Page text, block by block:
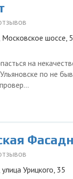
Московское шоссе,
на
по не
Урицкого, 35